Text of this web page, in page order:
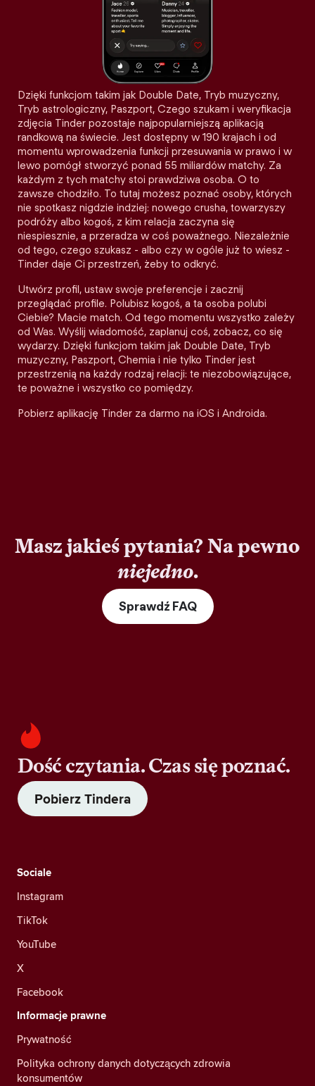
Dzięki funkcjom takim jak Double Date, Tryb muzyczny,
Tryb astrologiczny, Paszport, Czego szukam i weryfikacja
zdjęcia Tinder pozostaje najpopularniejszą aplikacją
randkową na świecie. Jest dostępny w 190 krajach i od
momentu wprowadzenia funkcji przesuwania w prawo i w
lewo pomógł stworzyć ponad 55 miliardów matchy. Za
każdym z tych matchy stoi prawdziwa osoba. O to
zawsze chodziło. To tutaj możesz poznać osoby, których
nie spotkasz nigdzie indziej: nowego crusha, towarzyszy
podróży albo kogoś, z kim relacja zaczyna się
niespiesznie, a przeradza w coś poważnego. Niezależnie
od tego, czego szukasz - albo czy w ogóle już to wiesz -
Tinder daje Ci przestrzeń, żeby to odkryć.
Utwórz profil, ustaw swoje preferencje i zacznij
przeglądać profile. Polubisz kogoś, a ta osoba polubi
Ciebie? Macie match. Od tego momentu wszystko zależy
od Was. Wyślij wiadomość, zaplanuj coś, zobacz, co się
wydarzy. Dzięki funkcjom takim jak Double Date, Tryb
muzyczny, Paszport, Chemia i nie tylko Tinder jest
przestrzenią na każdy rodzaj relacji: te niezobowiązujące,
te poważne i wszystko co pomiędzy.
Pobierz aplikację Tinder za darmo na iOS i Androida.
Masz jakieś pytania? Na pewno
niejedno.
Sprawdź FAQ
Dość czytania. Czas się poznać.
Pobierz Tindera
Sociale
Instagram
TikTok
YouTube
X
Facebook
Informacje prawne
Prywatność
Polityka ochrony danych dotyczących zdrowia
konsumentów